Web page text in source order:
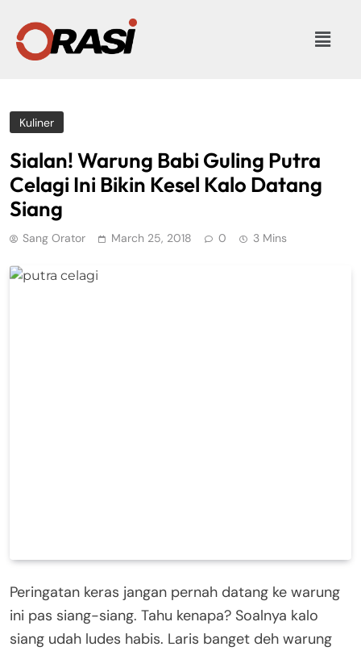
Kuliner
Sialan! Warung Babi Guling Putra
Celagi Ini Bikin Kesel Kalo Datang
Siang
Sang Orator March 25, 2018 0 3 Mins
Peringatan keras jangan pernah datang ke warung
ini pas siang-siang. Tahu kenapa? Soalnya kalo
siang udah ludes habis. Laris banget deh warung